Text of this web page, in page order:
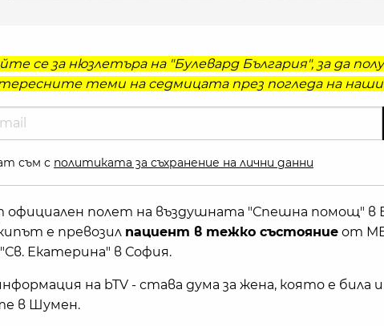
се за нюзлетъра на "Булевард България", за да
теми на седмицата през погледа на
съм с политиката за съхранение на лични данни
официален полет на въздушната "Спешна помощ" в
е превозил пациент в тежко състояние от
Екатерина" в София.
на bTV - става дума за жена, която е била
в Шумен.